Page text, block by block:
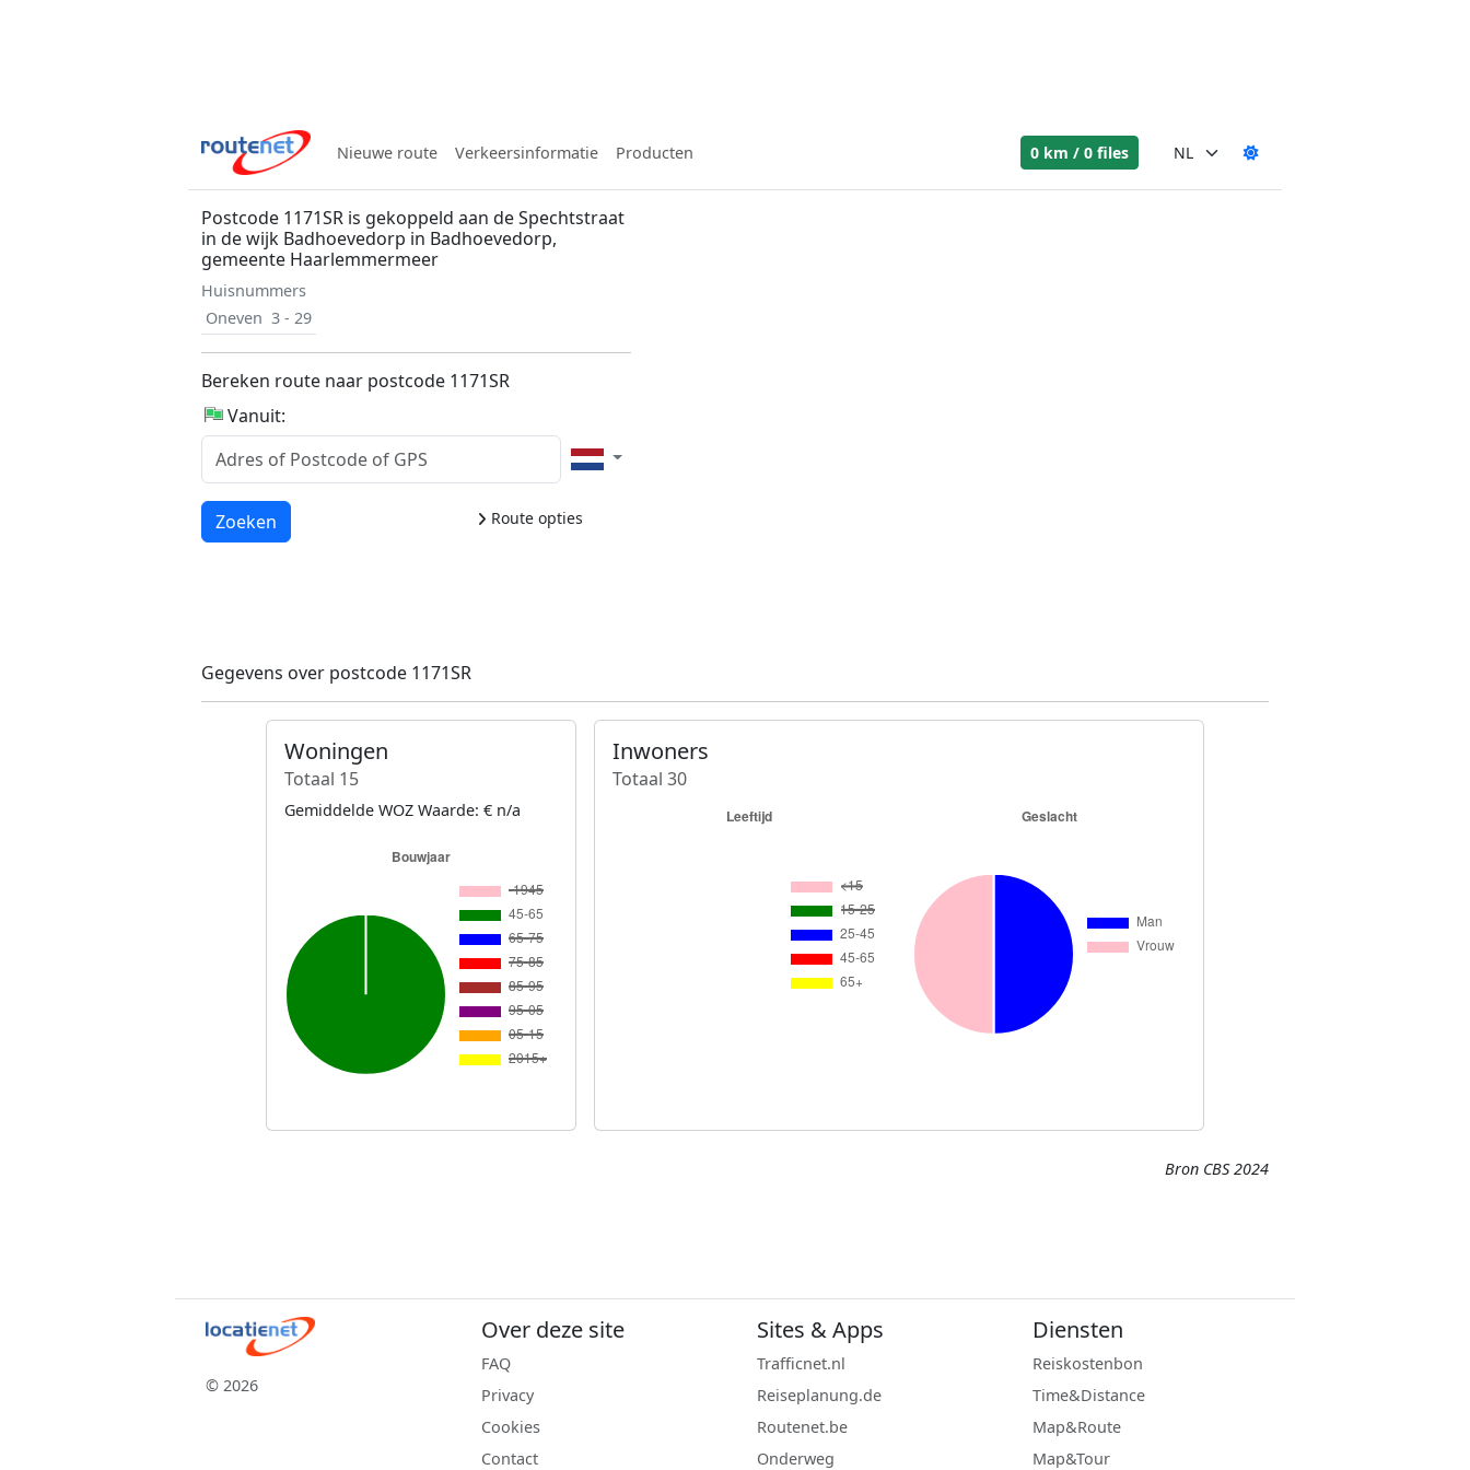
Nieuwe route Verkeersinformatie Producten 0 km / 0 files
Postcode 1171SR is gekoppeld aan de Spechtstraat
in de wijk Badhoevedorp in Badhoevedorp,
gemeente Haarlemmermeer
Huisnummers
Oneven 3 - 29
Bereken route naar postcode 1171SR
Vanuit:
Route opties
Laden...
Zoeken
Gegevens over postcode 1171SR
Woningen
Totaal 15
Gemiddelde WOZ Waarde: € n/a
Inwoners
Totaal 30
Bron CBS 2024
© 2026
Over deze site
FAQ
Privacy
Cookies
Contact
Sites & Apps
Trafficnet.nl
Reiseplanung.de
Routenet.be
Onderweg
Diensten
Reiskostenbon
Time&Distance
Map&Route
Map&Tour